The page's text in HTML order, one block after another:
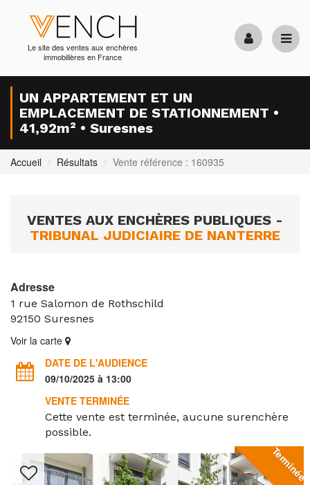
Le site des ventes aux enchères
immobilières en France
UN APPARTEMENT ET UN
EMPLACEMENT DE STATIONNEMENT •
41,92m² • Suresnes
Accueil Résultats Vente référence : 160935
VENTES AUX ENCHÈRES PUBLIQUES -
TRIBUNAL JUDICIAIRE DE NANTERRE
Adresse
1 rue Salomon de Rothschild
92150 Suresnes
Voir la carte
DATE DE L'AUDIENCE
09/10/2025 à 13:00
VENTE TERMINÉE
Cette vente est terminée, aucune surenchère
possible.
Terminée